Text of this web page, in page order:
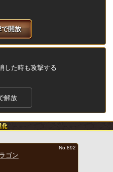
開放
した時も攻撃する
解放
ゴン
No.892